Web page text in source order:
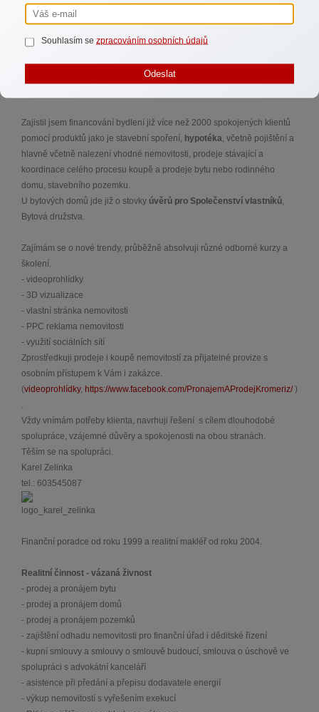
ohledně zápisu ze schůze, předávání zkušeností, řešení dotací,
spolupráci.
spořitelnách a znám mnoho realitních makléřů i kolegů finančních
Zajistil jsem financování bydlení již více než 2000 spokojených klientů
pomocí produktů jako je stavební spoření, hypotéka , včetně pojištění a
hlavně včetně nalezení vhodné nemovitosti, prodeje stávající a
koordinace celého procesu koupě a prodeje bytu nebo rodinného
domu, stavebního pozemku.
U bytových domů jde již o stovky úvěrů pro Společenství vlastníků
Bytová družstva.
Zajímám se o nové trendy, průběžně absolvuji různé odborné kurzy a
školení.
- videoprohlídky
- 3D vizualizace
- vlastní stránka nemovitosti
- PPC reklama nemovitosti
- využití sociálních sítí
Zprostředkuji prodeje i koupě nemovitostí za přijatelné provize s
osobním přístupem k Vám i zakázce.
(videoprohlídky, https://www.facebook.com/PronajemAProdejKromeriz/)
Vždy vnímám potřeby klienta, navrhuji řešení s cílem dlouhodobé
spolupráce, vzájemné důvěry a spokojenosti na obou stranách.
Těším se na spolupráci.
Karel Zelinka
tel.: 603545087
Finanční poradce od roku 1999 a realitní makléř od roku 2004.
Realitní činnost - vázaná živnost
- prodej a pronájem bytu
- prodej a pronájem domů
- prodej a pronájem pozemků
- zajištění odhadu nemovitosti pro finanční úřad i děditské řizení
- kupní smlouvy a smlouvy o smlouvě budoucí, smlouva o úschově ve
spolupráci s advokátní kanceláří
- asistence při předání a přepisu dodavatele energií
- výkup nemovitostí s vyřešením exekucí
Souhlasím se zpracováním osobních údajů
Odeslat